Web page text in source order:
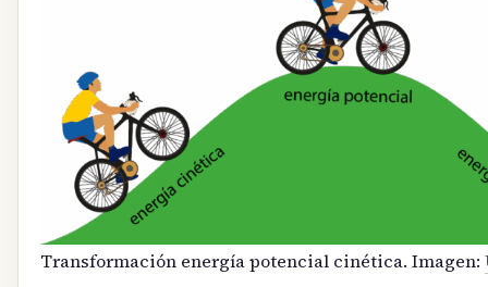
Transformación energía potencial cinética. Imagen: